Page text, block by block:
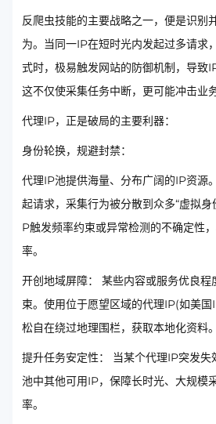
反爬虫技能的主要战略之一，便是识别
为。当同一IP在短时光内发起过多请求
式时，极易触发网站的防御机制，导致
这不仅使采集任务中断，更可能冲击业
代理IP，正是破局的主要利器：
身份轮换，规避封禁：
代理IP池提供海量、分布广阔的IP资源
起请求，采集行为被分散到众多“虚拟
P触发频率约束或异常检测的不确定性
率。
开创地域屏障： 某些内容或服务优良程
束。使用位于愿望区域的代理IP(如美
松自在绕过地理围栏，获取本地化资料。
提升任务安定性： 当某个代理IP突发失
池中其他可用IP，保障长时光、大规模
率。